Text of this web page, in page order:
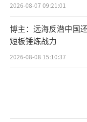
“白杨-M”
陆基洲际导
期研制成功的一
2026-08-07 09:21:01
博主：远海反潜中国
短板锤炼战力
2026-08-08 15:10:37